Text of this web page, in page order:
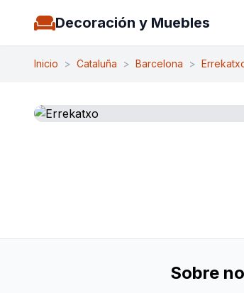
Decoración y Muebles
Inicio > Cataluña > Barcelona >
Sobre